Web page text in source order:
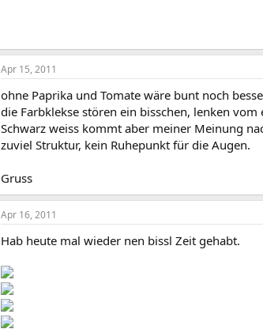
Apr 15, 2011
ohne Paprika und Tomate wäre bunt noch
die Farbklekse stören ein bisschen, lenken
Schwarz weiss kommt aber meiner Meinung
zuviel Struktur, kein Ruhepunkt für die Augen.
Gruss
Apr 16, 2011
Hab heute mal wieder nen bissl Zeit gehabt.